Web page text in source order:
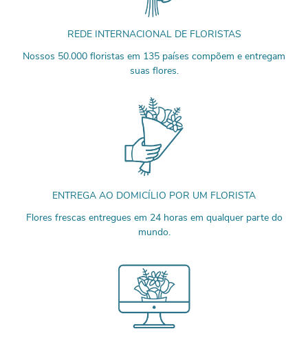
REDE INTERNACIONAL DE FLORISTAS
Nossos 50.000 floristas em 135 países compõem e entregam
suas flores.
ENTREGA AO DOMICÍLIO POR UM FLORISTA
Flores frescas entregues em 24 horas em qualquer parte do
mundo.